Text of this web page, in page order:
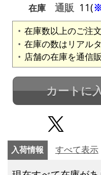
在庫
通販 11(
在庫数以上のご注
在庫の数はリアル
店舗の在庫を通信
カートに
入荷情報 すべて表示